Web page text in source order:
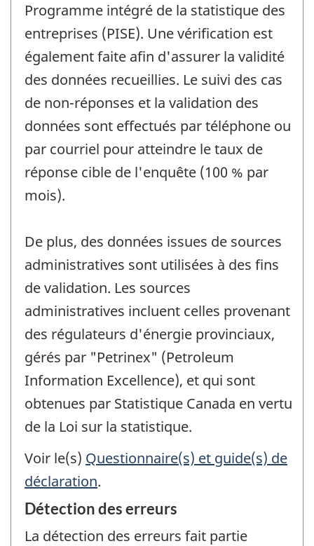
Programme intégré de la statistique des
entreprises (PISE). Une vérification est
également faite afin d'assurer la validité
des données recueillies. Le suivi des cas
de non-réponses et la validation des
données sont effectués par téléphone ou
par courriel pour atteindre le taux de
réponse cible de l'enquête (100 % par
mois).
De plus, des données issues de sources
administratives sont utilisées à des fins
de validation. Les sources
administratives incluent celles provenant
des régulateurs d'énergie provinciaux,
gérés par "Petrinex" (Petroleum
Information Excellence), et qui sont
obtenues par Statistique Canada en vertu
de la Loi sur la statistique.
Voir le(s) Questionnaire(s) et guide(s) de
déclaration.
Détection des erreurs
La détection des erreurs fait partie